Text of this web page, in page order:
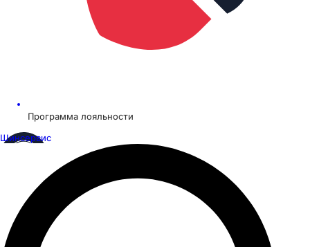
Программа лояльности
Шинсервис